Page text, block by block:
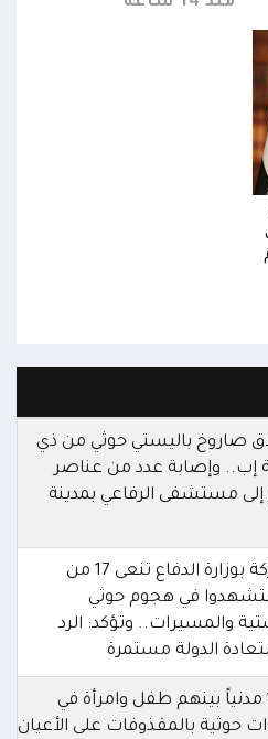
صاروخ باليستي حوثي من ذي
إب.. وإصابة عدد من عناصر
إلى مستشفى الرفاعي بمدينة
العمليات المشتركة بوزارة الدفاع تنعى 17 من
في هجوم حوثي
والمسيرات.. وتؤكد: الرد
الدولة مستمرة
التحالف: إصابة 11 مدنياً بينهم طفل وامرأة في
حوثية بالمقذوفات على الأعيان